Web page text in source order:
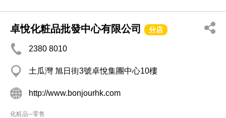
卓悅化粧品批發中心有限公司 分店
2380 8010
土瓜灣 旭日街3號卓悅集團中心10樓
http://www.bonjourhk.com
化粧品─零售